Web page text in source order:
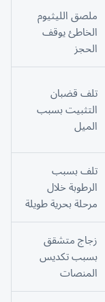
ملصق الليثيوم
الخاطئ يوقف
الحجز
تلف قضبان
التثبيت بسبب
الميل
تلف بسبب
الرطوبة خلال
مرحلة بحرية طويلة
زجاج متشقق
بسبب تكديس
المنصات